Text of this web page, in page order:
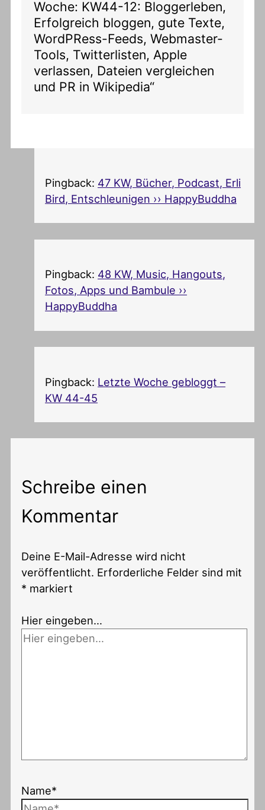
Woche: KW44-12: Bloggerleben,
Erfolgreich bloggen, gute Texte,
WordPRess-Feeds, Webmaster-
Tools, Twitterlisten, Apple
verlassen, Dateien vergleichen
und PR in Wikipedia“
Pingback: 47 KW, Bücher, Podcast, Erli
Bird, Entschleunigen ›› HappyBuddha
Pingback: 48 KW, Music, Hangouts,
Fotos, Apps und Bambule ››
HappyBuddha
Pingback: Letzte Woche gebloggt –
KW 44-45
Schreibe einen
Kommentar
Deine E-Mail-Adresse wird nicht
veröffentlicht. Erforderliche Felder sind mit
* markiert
Hier eingeben…
Name*